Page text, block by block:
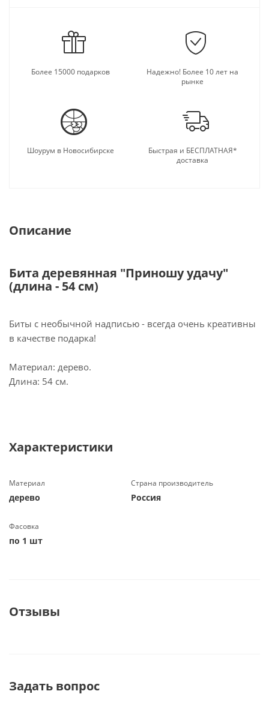
Более 15000 подарков
Надежно! Более 10 лет на
рынке
Шоурум в Новосибирске
Быстрая и БЕСПЛАТНАЯ*
доставка
Описание
Бита деревянная "Приношу удачу"
(длина - 54 см)
Биты с необычной надписью - всегда очень креативны
в качестве подарка!
Материал: дерево.
Длина: 54 см.
Характеристики
Материал
дерево
Страна производитель
Россия
Фасовка
по 1 шт
Отзывы
Задать вопрос